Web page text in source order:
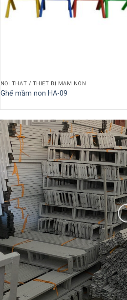
NỘI THẤT / THIẾT BỊ MẦM NON
Ghế mầm non HA-09